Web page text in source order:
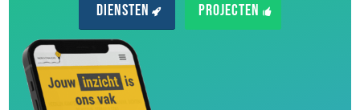
Diensten Projecten